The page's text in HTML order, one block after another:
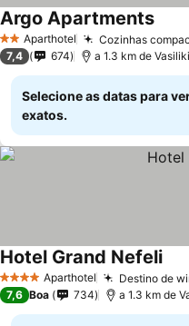
2 EstrelasAparthotel Cozinhas
Argo Apartments
7,4 674 a 1.3 km de Vasiliki
Selecione as datas para
exatos.
4 EstrelasAparthotel Destino de
Hotel Grand Nefeli
7,6 Boa 734 a 1.3 km de